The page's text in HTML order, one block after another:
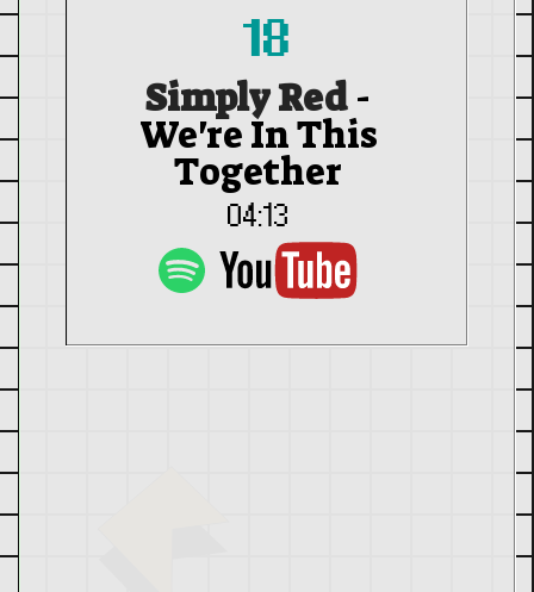
18
Simply Red -
We're In This
Together
04:13